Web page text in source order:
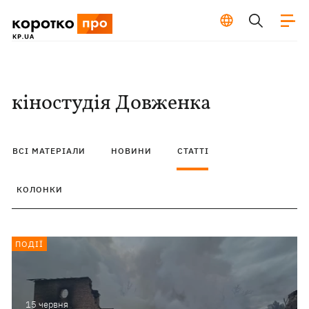
кіностудія Довженка
ВСІ МАТЕРІАЛИ НОВИНИ СТАТТІ
КОЛОНКИ
15 червня
ПОДІЇ